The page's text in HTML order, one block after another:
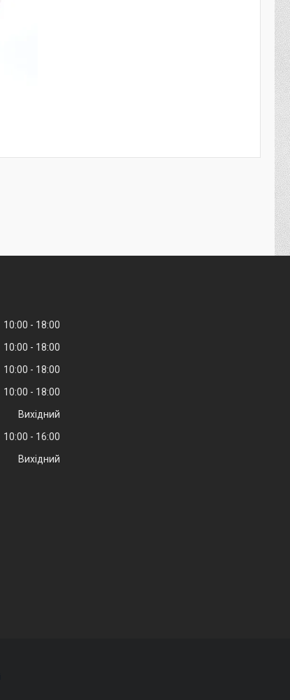
10:00
18:00
10:00
18:00
10:00
18:00
10:00
18:00
Вихідний
10:00
16:00
Вихідний